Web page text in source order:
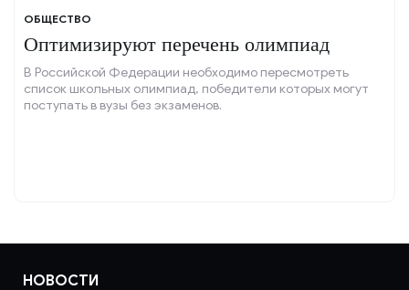
ОБЩЕСТВО
Оптимизируют перечень олимпиад
В Российской Федерации необходимо пересмотреть
список школьных олимпиад, победители которых могут
поступать в вузы без экзаменов.
НОВОСТИ